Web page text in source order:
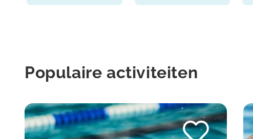
Populaire activiteiten